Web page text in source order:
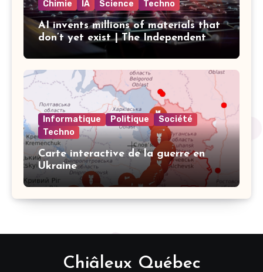
Chimie IA Science Techno
AI invents millions of materials that
don’t yet exist | The Independent
Informatique Politique
Société
Techno
Carte interactive de la guerre en
Ukraine
Chiâleux Québec